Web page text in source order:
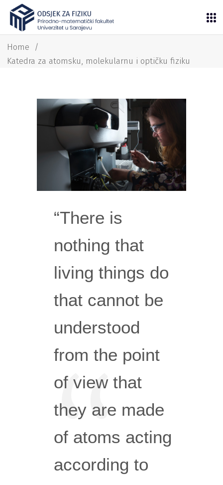
Home /
Katedra za atomsku, molekularnu i optičku fiziku
“There is
nothing that
living things do
that cannot be
understood
from the point
of view that
they are made
of atoms acting
according to